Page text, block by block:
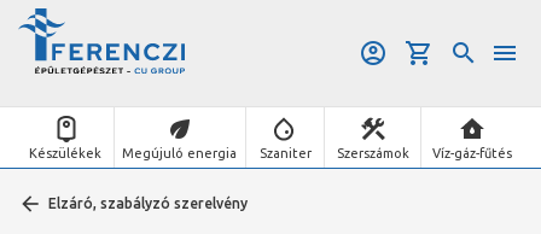
Készülékek Megújuló energia Szaniter Szerszámok Víz-gáz-fűtés
Elzáró, szabályzó szerelvény